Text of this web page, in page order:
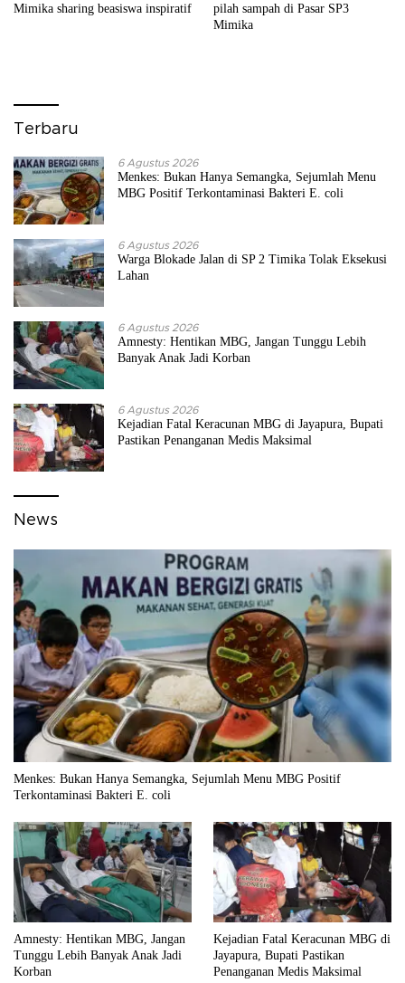
Mimika sharing beasiswa inspiratif
pilah sampah di Pasar SP3
Mimika
Terbaru
6 Agustus 2026
Menkes: Bukan Hanya Semangka, Sejumlah Menu
MBG Positif Terkontaminasi Bakteri E. coli
6 Agustus 2026
Warga Blokade Jalan di SP 2 Timika Tolak Eksekusi
Lahan
6 Agustus 2026
Amnesty: Hentikan MBG, Jangan Tunggu Lebih
Banyak Anak Jadi Korban
6 Agustus 2026
Kejadian Fatal Keracunan MBG di Jayapura, Bupati
Pastikan Penanganan Medis Maksimal
News
Menkes: Bukan Hanya Semangka, Sejumlah Menu MBG Positif
Terkontaminasi Bakteri E. coli
Amnesty: Hentikan MBG, Jangan
Tunggu Lebih Banyak Anak Jadi
Korban
Kejadian Fatal Keracunan MBG di
Jayapura, Bupati Pastikan
Penanganan Medis Maksimal